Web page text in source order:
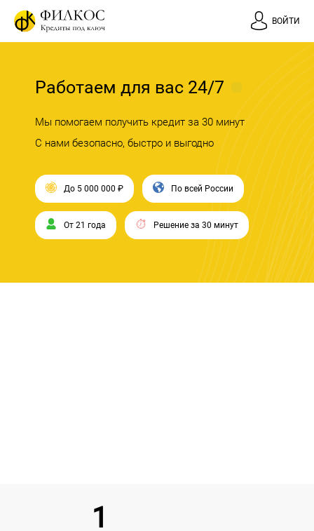
ВОЙТИ
Работаем для вас 24/7
Мы помогаем получить кредит за 30 минут
С нами безопасно, быстро и выгодно
До 5 000 000 ₽ По всей России
От 21 года Решение за 30 минут
1